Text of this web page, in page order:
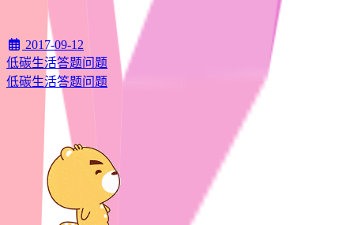
2017-09-12
低碳生活答题问题
低碳生活答题问题